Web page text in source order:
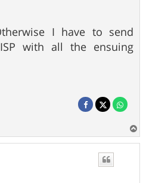
I have to send
with all the ensuing
a